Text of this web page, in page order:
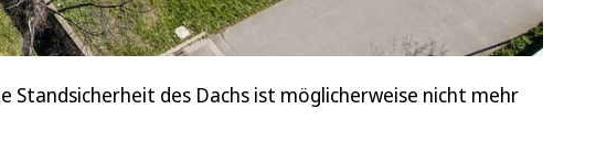
Standsicherheit des Dachs ist möglicherweise nicht mehr